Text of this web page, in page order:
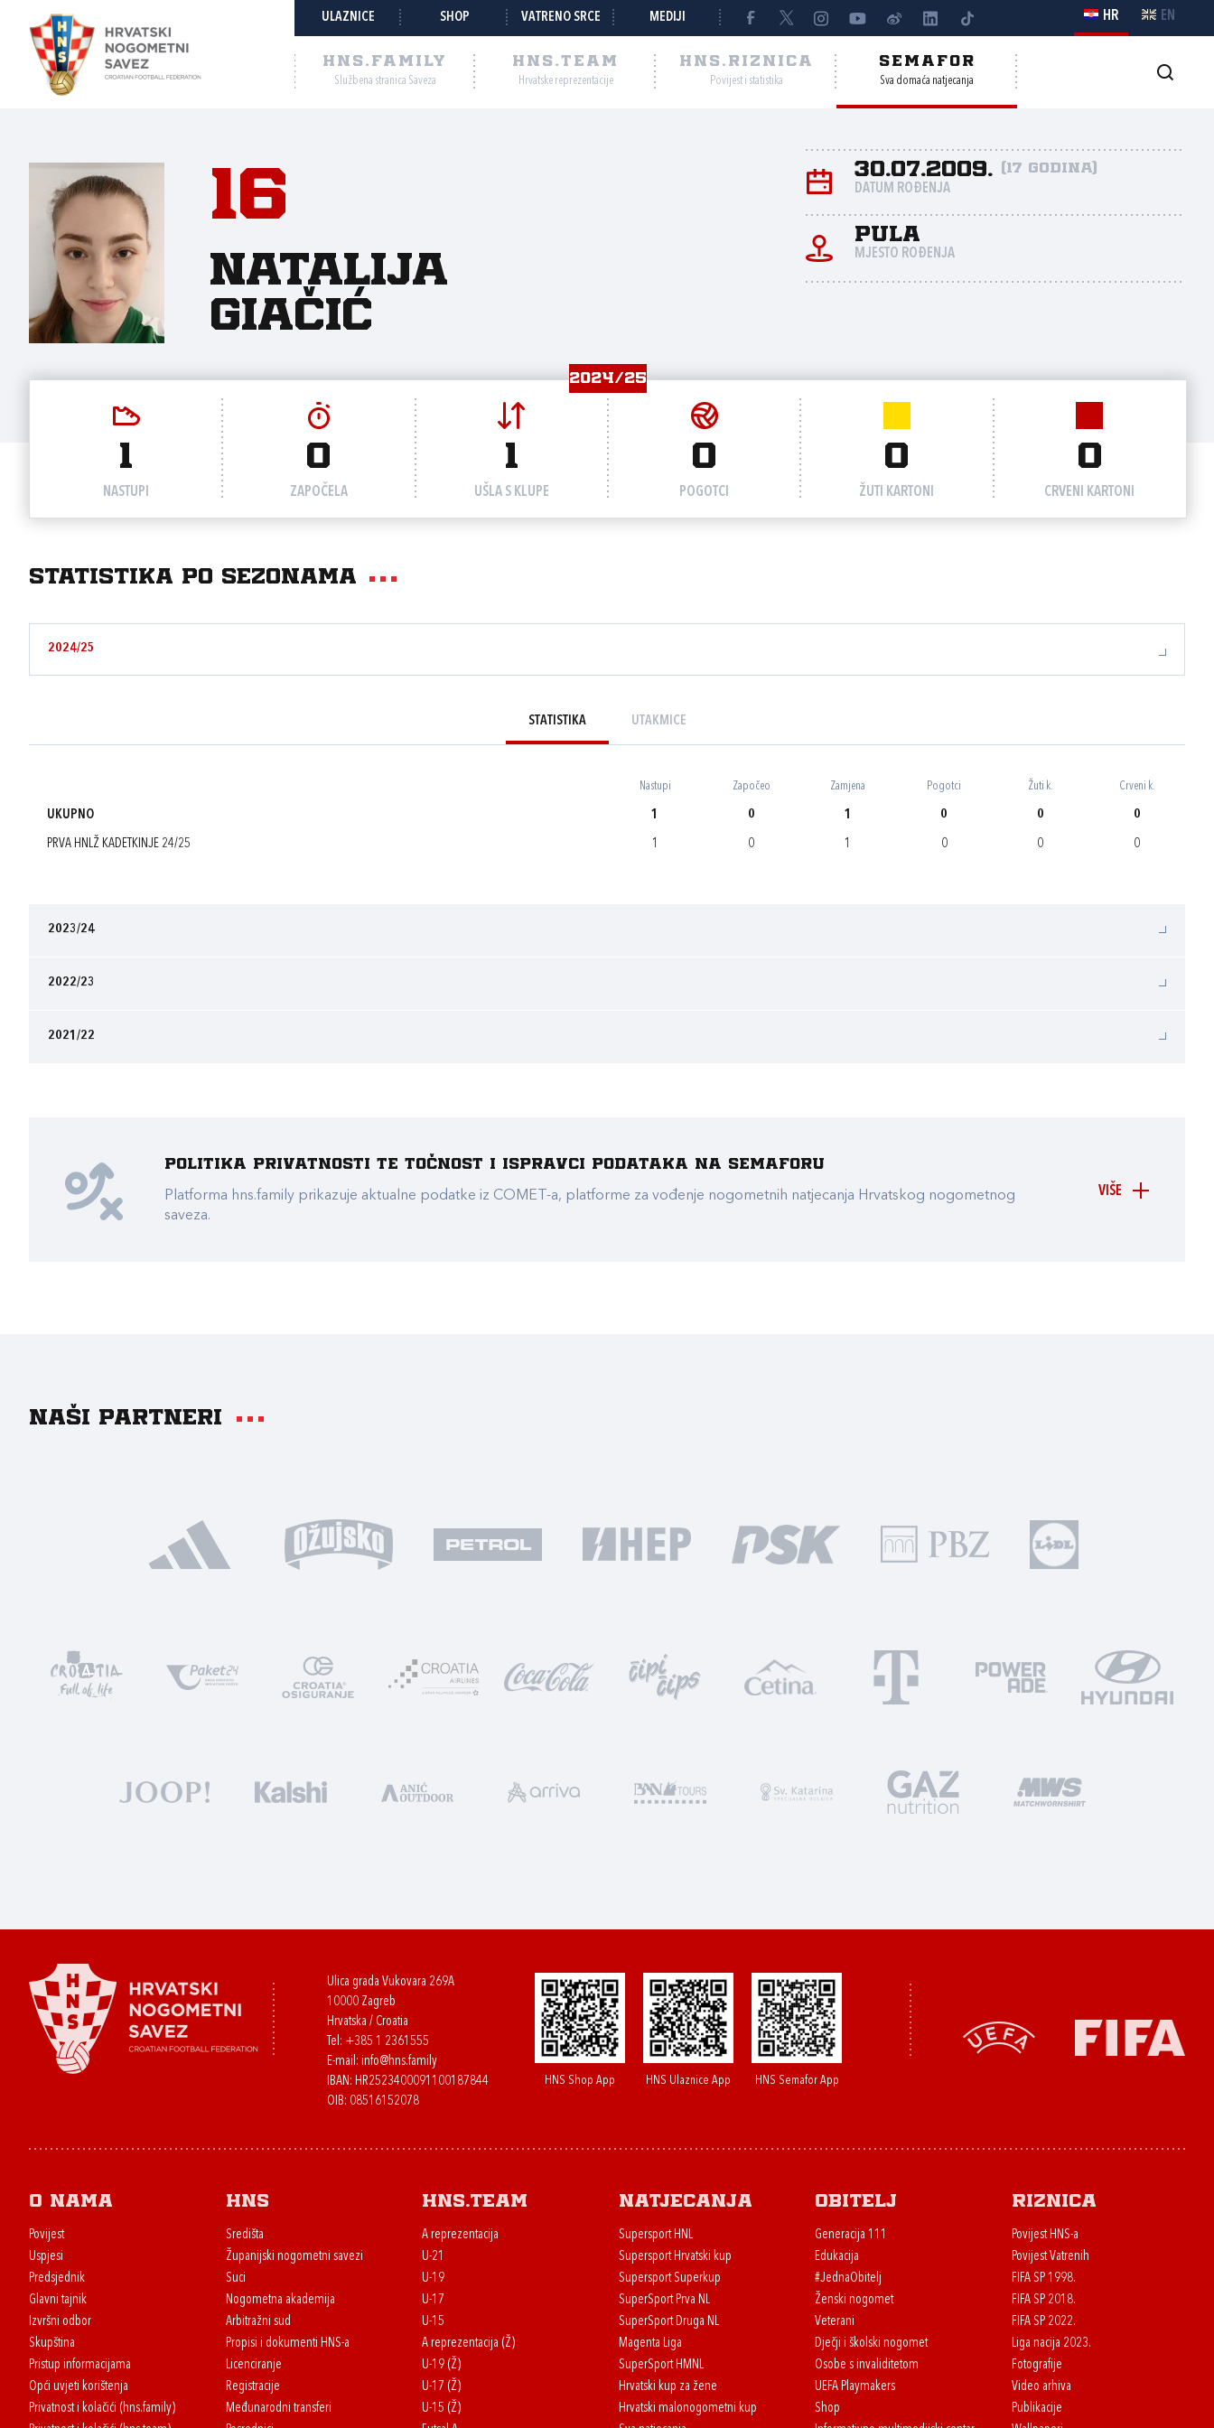
ULAZNICE SHOP VATRENO SRCE MEDIJI HR EN
HNS.FAMILY
Službena stranica Saveza
HNS.TEAM
Hrvatske reprezentacije
HNS.RIZNICA
Povijest i statistika
SEMAFOR
Sva domaća natjecanja
16
Natalija
Giačić
30.07.2009. (17 godina)
DATUM ROĐENJA
Pula
MJESTO ROĐENJA
2024/25
1
NASTUPI
0
ZAPOČELA
1
UŠLA S KLUPE
0
POGOTCI
0
ŽUTI KARTONI
0
CRVENI KARTONI
Statistika po sezonama
2024/25
STATISTIKA UTAKMICE
Nastupi Započeo Zamjena Pogotci Žuti k. Crveni k.
UKUPNO 1 0 1 0 0 0
PRVA HNLŽ KADETKINJE 24/25 1 0 1 0 0 0
2023/24
2022/23
2021/22
VIŠE
Politika privatnosti te točnost i ispravci podataka na Semaforu
Platforma hns.family prikazuje aktualne podatke iz COMET-a, platforme za vođenje nogometnih natjecanja Hrvatskog nogometnog
saveza.
Naši partneri
Ulica grada Vukovara 269A
10000 Zagreb
Hrvatska / Croatia
Tel: +385 1 2361555
E-mail: info@hns.family
IBAN: HR2523400091100187844
OIB: 08516152078
HNS Shop App HNS Ulaznice App HNS Semafor App
O nama
Povijest
Uspjesi
Predsjednik
Glavni tajnik
Izvršni odbor
Skupština
Pristup informacijama
Opći uvjeti korištenja
Privatnost i kolačići (hns.family)
HNS
Središta
Županijski nogometni savezi
Suci
Nogometna akademija
Arbitražni sud
Propisi i dokumenti HNS-a
Licenciranje
Registracije
Međunarodni transferi
HNS.team
A reprezentacija
U-21
U-19
U-17
U-15
A reprezentacija (Ž)
U-19 (Ž)
U-17 (Ž)
U-15 (Ž)
Natjecanja
Supersport HNL
Supersport Hrvatski kup
Supersport Superkup
SuperSport Prva NL
SuperSport Druga NL
Magenta Liga
SuperSport HMNL
Hrvatski kup za žene
Hrvatski malonogometni kup
Obitelj
Generacija 111
Edukacija
#JednaObitelj
Ženski nogomet
Veterani
Dječji i školski nogomet
Osobe s invaliditetom
UEFA Playmakers
Shop
Riznica
Povijest HNS-a
Povijest Vatrenih
FIFA SP 1998.
FIFA SP 2018.
FIFA SP 2022.
Liga nacija 2023.
Fotografije
Video arhiva
Publikacije